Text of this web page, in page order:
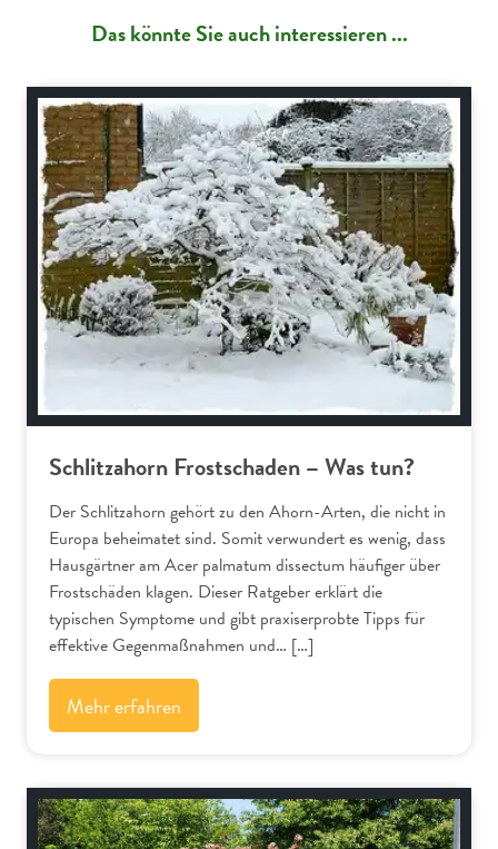
Das könnte Sie auch interessieren ...
Bäume und Sträucher
Schlitzahorn Frostschaden – Was tun?
Der Schlitzahorn gehört zu den Ahorn-Arten, die nicht in
Europa beheimatet sind. Somit verwundert es wenig, dass
Hausgärtner am Acer palmatum dissectum häufiger über
Frostschäden klagen. Dieser Ratgeber erklärt die
typischen Symptome und gibt praxiserprobte Tipps für
effektive Gegenmaßnahmen und… […]
Mehr erfahren
Schnitt-Anleitungen